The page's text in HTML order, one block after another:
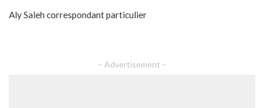
Aly Saleh correspondant particulier
– Advertisement –